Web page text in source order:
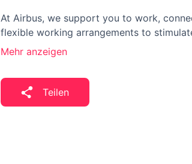
At Airbus, we support you to work,
flexible working arrangements to
Mehr anzeigen
Teilen